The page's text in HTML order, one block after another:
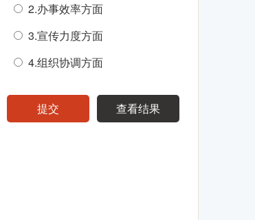
2.办事效率方面
3.宣传力度方面
4.组织协调方面
提交 查看结果